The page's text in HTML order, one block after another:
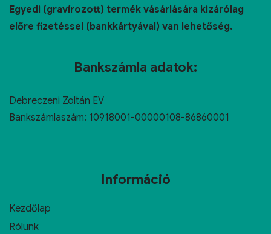
Egyedi (gravírozott) termék vásárlására kizárólag
előre fizetéssel (bankkártyával) van lehetőség.
Bankszámla adatok:
Debreczeni Zoltán EV
Bankszámlaszám: 10918001-00000108-86860001
Információ
Kezdőlap
Rólunk